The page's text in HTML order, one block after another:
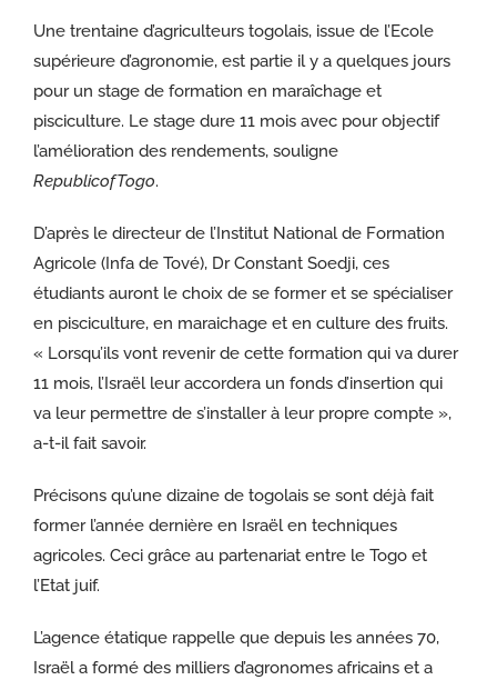
Une trentaine d’agriculteurs togolais, issue de l’Ecole
supérieure d’agronomie, est partie il y a quelques jours
pour un stage de formation en maraîchage et
pisciculture. Le stage dure 11 mois avec pour objectif
l’amélioration des rendements, souligne
RepublicofTogo.
D’après le directeur de l’Institut National de Formation
Agricole (Infa de Tové), Dr Constant Soedji, ces
étudiants auront le choix de se former et se spécialiser
en pisciculture, en maraichage et en culture des fruits.
« Lorsqu’ils vont revenir de cette formation qui va durer
11 mois, l’Israël leur accordera un fonds d’insertion qui
va leur permettre de s’installer à leur propre compte »,
a-t-il fait savoir.
Précisons qu’une dizaine de togolais se sont déjà fait
former l’année dernière en Israël en techniques
agricoles. Ceci grâce au partenariat entre le Togo et
l’Etat juif.
L’agence étatique rappelle que depuis les années 70,
Israël a formé des milliers d’agronomes africains et a